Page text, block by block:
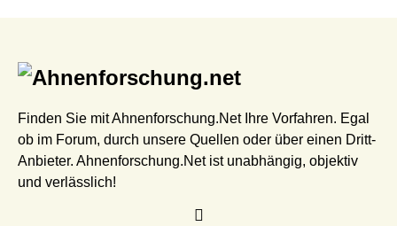
Finden Sie mit Ahnenforschung.Net Ihre Vorfahren. Egal
ob im Forum, durch unsere Quellen oder über einen Dritt-
Anbieter. Ahnenforschung.Net ist unabhängig, objektiv
und verlässlich!